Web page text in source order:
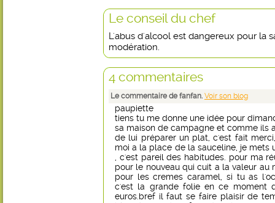
Le conseil du chef
L'abus d'alcool est dangereux pour la
modération.
4 commentaires
Le commentaire de fanfan. Voir son blog
paupiette
tiens tu me donne une idée pour
sa maison de campagne et comme ils
de lui préparer un plat, c'est fait
moi a la place de la sauceline, je mets
, c'est pareil des habitudes. pour ma
pour le nouveau qui cuit a la valeur au
pour les cremes caramel, si tu as
c'est la grande folie en ce moment
euros.bref il faut se faire plaisir de